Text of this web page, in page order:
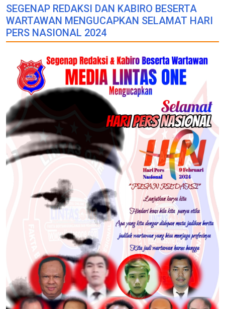
SEGENAP REDAKSI DAN KABIRO BESERTA
WARTAWAN MENGUCAPKAN SELAMAT HARI
PERS NASIONAL 2024